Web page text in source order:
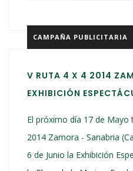
CAMPAÑA PUBLICITARIA
V RUTA 4 X 4 2014
EXHIBICIÓN
El próximo día 17 de Mayo
2014 Zamora - Sanabria
6 de Junio la Exhibición